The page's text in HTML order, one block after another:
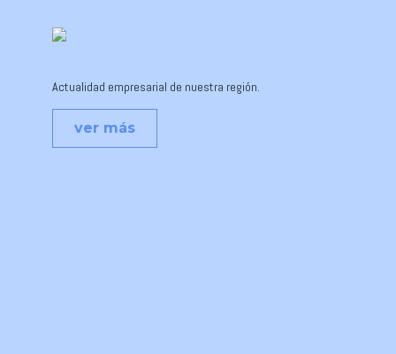
Actualidad empresarial de nuestra región.
ver más